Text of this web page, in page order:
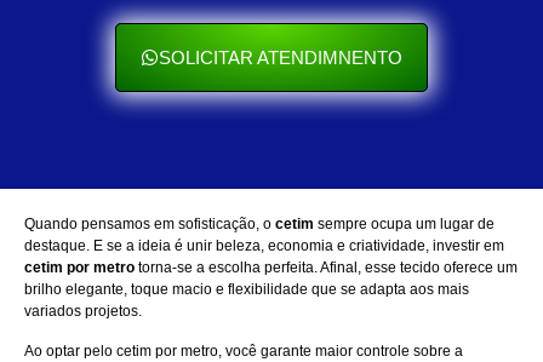
SOLICITAR ATENDIMNENTO
Quando pensamos em sofisticação, o cetim sempre ocupa um lugar de
destaque. E se a ideia é unir beleza, economia e criatividade, investir em
cetim por metro torna-se a escolha perfeita. Afinal, esse tecido oferece um
brilho elegante, toque macio e flexibilidade que se adapta aos mais
variados projetos.
Ao optar pelo cetim por metro, você garante maior controle sobre a